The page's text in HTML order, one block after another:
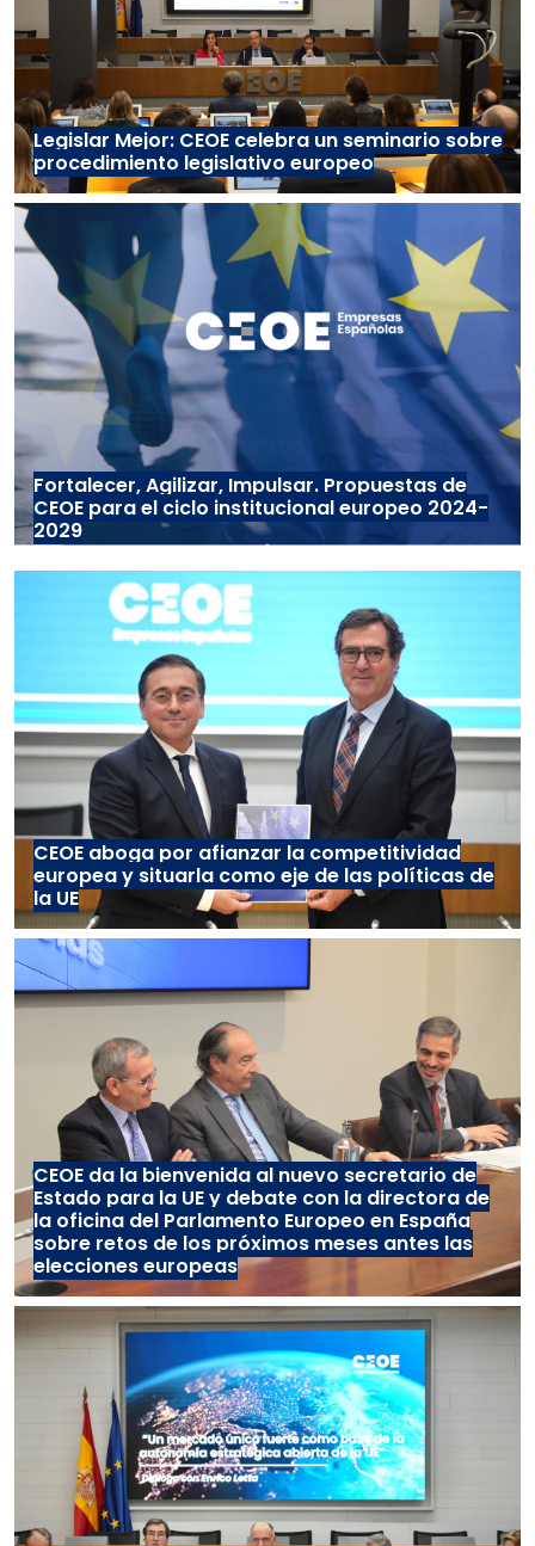
Legislar Mejor: CEOE celebra un seminario sobre
procedimiento legislativo europeo
Fortalecer, Agilizar, Impulsar. Propuestas de
CEOE para el ciclo institucional europeo 2024-
2029
CEOE aboga por afianzar la competitividad
europea y situarla como eje de las políticas de
la UE
CEOE da la bienvenida al nuevo secretario de
Estado para la UE y debate con la directora de
la oficina del Parlamento Europeo en España
sobre retos de los próximos meses antes las
elecciones europeas